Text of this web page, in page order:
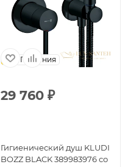
Германия
29 760 ₽
Гигиенический душ KLUDI
BOZZ BLACK 389983976 со